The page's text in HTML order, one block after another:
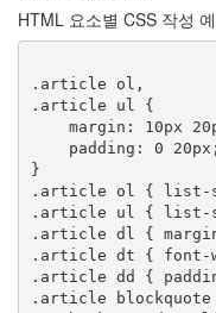
HTML 요소별 CSS 작성
.article ol,
.article ul {
}
.article ol { list-
.article ul { list-
.article dl {
.article dt { font-
.article dd {
.article blockquote